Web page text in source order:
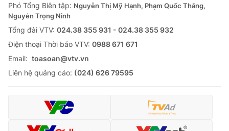
Phó Tổng Biên tập: Nguyễn Thị Mỹ Hạnh, Phạm Quốc Thắng,
Nguyễn Trọng Ninh
Tổng đài VTV: 024.38 355 931 - 024.38 355 932
Ðiện thoại Thời báo VTV: 0988 671 671
Email: toasoan@vtv.vn
Liên hệ quảng cáo: (024) 626 79595